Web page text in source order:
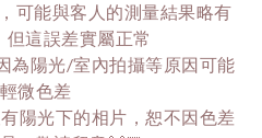
可能與客人的測量結果略有
這誤差實屬正常
為陽光/室內拍攝等原因可能
微色差
陽光下的相片，恕不因色差